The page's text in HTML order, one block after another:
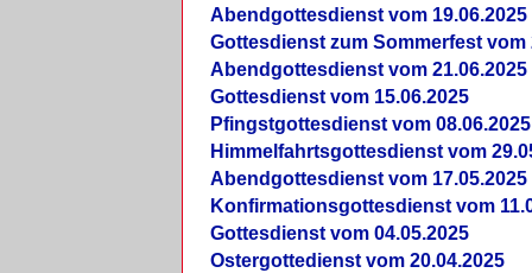
Abendgottesdienst vom 19.06.2025
Gottesdienst zum Sommerfest vom
Abendgottesdienst vom 21.06.2025
Gottesdienst vom 15.06.2025
Pfingstgottesdienst vom 08.06.2025
Himmelfahrtsgottesdienst vom
Abendgottesdienst vom 17.05.2025
Konfirmationsgottesdienst vom
Gottesdienst vom 04.05.2025
Ostergottedienst vom 20.04.2025